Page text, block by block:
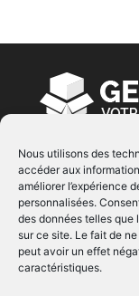
Nous utilisons des
accéder aux
améliorer l’expérience
personnalisées.
des données telles que
sur ce site. Le fait de
peut avoir un effet
caractéristiques.
© Copyright